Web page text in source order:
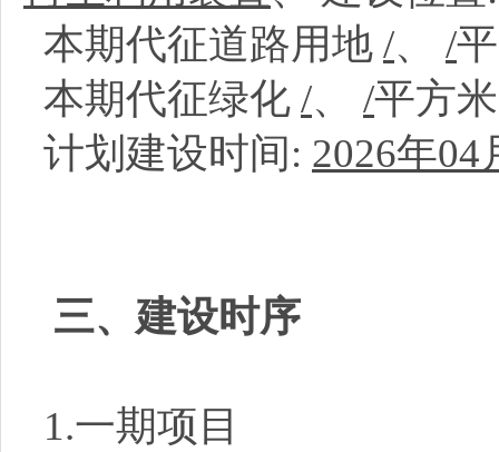
本期代征道路用地 /、 /
本期代征绿化 /、 /平方
计划建设时间: 2026年04
三、建设时序
1.一期项目